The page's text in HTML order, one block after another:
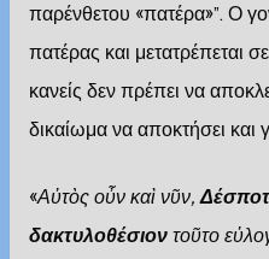
παρένθετου «πατέρα»”. Ο
πατέρας και μετατρέπεται
κανείς δεν πρέπει να
δικαίωμα να αποκτήσει και
«Αὐτὸς οὖν καὶνῦν,
δακτυλοθέσιοντοῦτο εὐ